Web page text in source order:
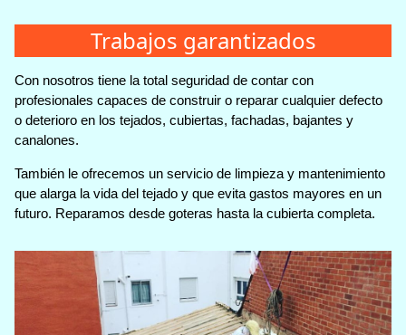
Trabajos garantizados
Con nosotros tiene la total seguridad de contar con
profesionales capaces de construir o reparar cualquier defecto
o deterioro en los tejados, cubiertas, fachadas, bajantes y
canalones.
También le ofrecemos un servicio de limpieza y mantenimiento
que alarga la vida del tejado y que evita gastos mayores en un
futuro. Reparamos desde goteras hasta la cubierta completa.